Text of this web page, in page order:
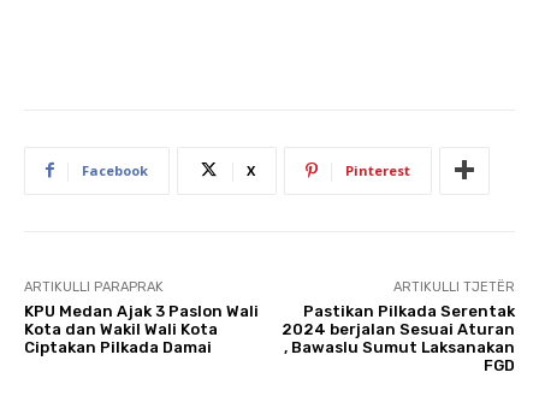
Facebook X Pinterest
ARTIKULLI PARAPRAK
KPU Medan Ajak 3 Paslon Wali
Kota dan Wakil Wali Kota
Ciptakan Pilkada Damai
ARTIKULLI TJETËR
Pastikan Pilkada Serentak
2024 berjalan Sesuai Aturan
, Bawaslu Sumut Laksanakan
FGD